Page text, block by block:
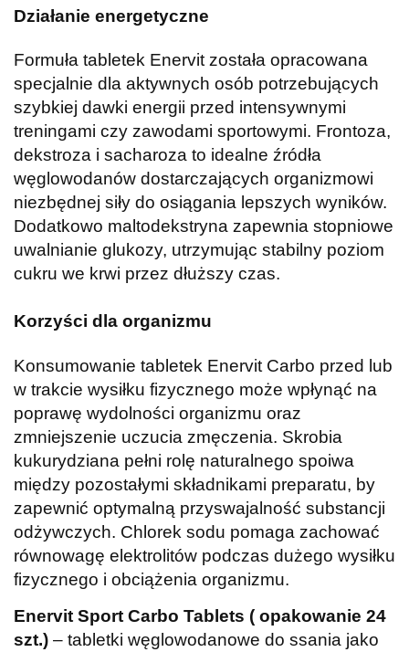
Działanie energetyczne
Formuła tabletek Enervit została opracowana
specjalnie dla aktywnych osób potrzebujących
szybkiej dawki energii przed intensywnymi
treningami czy zawodami sportowymi. Frontoza,
dekstroza i sacharoza to idealne źródła
węglowodanów dostarczających organizmowi
niezbędnej siły do osiągania lepszych wyników.
Dodatkowo maltodekstryna zapewnia stopniowe
uwalnianie glukozy, utrzymując stabilny poziom
cukru we krwi przez dłuższy czas.
Korzyści dla organizmu
Konsumowanie tabletek Enervit Carbo przed lub
w trakcie wysiłku fizycznego może wpłynąć na
poprawę wydolności organizmu oraz
zmniejszenie uczucia zmęczenia. Skrobia
kukurydziana pełni rolę naturalnego spoiwa
między pozostałymi składnikami preparatu, by
zapewnić optymalną przyswajalność substancji
odżywczych. Chlorek sodu pomaga zachować
równowagę elektrolitów podczas dużego wysiłku
fizycznego i obciążenia organizmu.
Enervit Sport Carbo Tablets ( opakowanie 24
szt.) – tabletki węglowodanowe do ssania jako